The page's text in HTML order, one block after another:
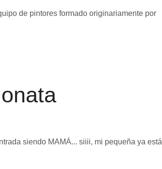
de pintores formado originariamente por
siendo MAMÁ... siiii, mi pequeña ya está